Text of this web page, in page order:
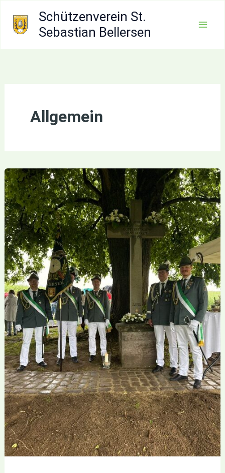
Inhalt
springen
Schützenverein St.
Sebastian Bellersen
Allgemein